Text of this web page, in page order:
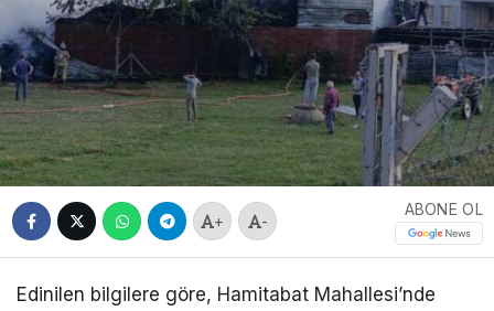
+ -
ABONE OL
Edinilen bilgilere göre, Hamitabat Mahallesi’nde